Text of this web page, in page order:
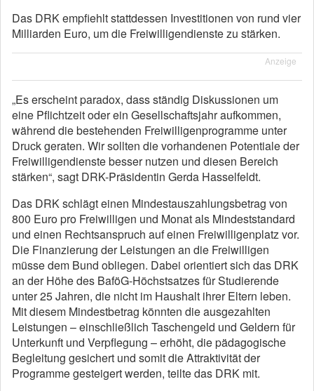
Das DRK empfiehlt stattdessen Investitionen von rund vier
Milliarden Euro, um die Freiwilligendienste zu stärken.
Anzeige
„Es erscheint paradox, dass ständig Diskussionen um
eine Pflichtzeit oder ein Gesellschaftsjahr aufkommen,
während die bestehenden Freiwilligenprogramme unter
Druck geraten. Wir sollten die vorhandenen Potentiale der
Freiwilligendienste besser nutzen und diesen Bereich
stärken“, sagt DRK-Präsidentin Gerda Hasselfeldt.
Das DRK schlägt einen Mindestauszahlungsbetrag von
800 Euro pro Freiwilligen und Monat als Mindeststandard
und einen Rechtsanspruch auf einen Freiwilligenplatz vor.
Die Finanzierung der Leistungen an die Freiwilligen
müsse dem Bund obliegen. Dabei orientiert sich das DRK
an der Höhe des BaföG-Höchstsatzes für Studierende
unter 25 Jahren, die nicht im Haushalt ihrer Eltern leben.
Mit diesem Mindestbetrag könnten die ausgezahlten
Leistungen – einschließlich Taschengeld und Geldern für
Unterkunft und Verpflegung – erhöht, die pädagogische
Begleitung gesichert und somit die Attraktivität der
Programme gesteigert werden, teilte das DRK mit.